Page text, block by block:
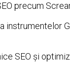
precum
instrumentelor
SEO și